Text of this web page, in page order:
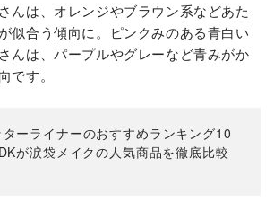
んは、オレンジやブラウン系などあた
似合う傾向に。ピンクみのある青白い
んは、パープルやグレーなど青みがか
です。
ターライナーのおすすめランキング10
が涙袋メイクの人気商品を徹底比較